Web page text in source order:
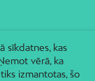
sīkdatnes, kas
vērā, ka
izmantotas, šo